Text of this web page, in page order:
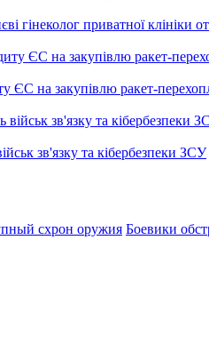
гінеколог приватної клініки
на закупівлю ракет-
зв'язку та кібербезпеки ЗСУ
схрон оружия Боевики